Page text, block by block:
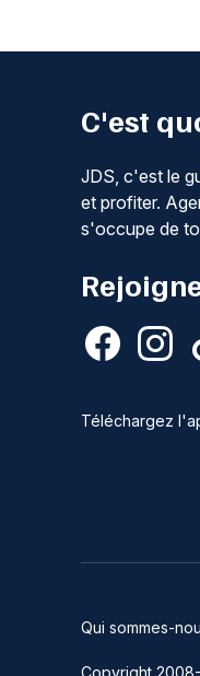
C'est
JDS, c'est le
et profiter.
s'occupe de
Téléchargez
Qui sommes-
Copyright